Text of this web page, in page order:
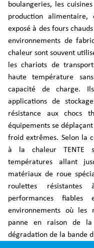
boulangeries, les
production
exposé à des fours
environnements de
chaleur sont souvent
les chariots de
haute température
capacité de charge.
applications de
résistance aux chocs
équipements se
froid extrêmes. Selon la
à la chaleur TENTE
températures allant
matériaux de roue
roulettes
performances
environnements où les
panne en raison de
dégradation de la bande